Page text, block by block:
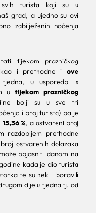
turista koji su u
grad, a ujedno su ovi
zabilježenih noćenja
tijekom prazničkog
kao i prethodne iove
u usporedbi s
utijekom prazničkog
bolji su u sve tri
i broj turista) pa je
15,36 %, a ostvareni broj
razdobljem prethodne
ostvarenih dolazaka
objasniti danom na
kada je dio turista
te su neki i boravili
dijelu tjedna tj. od